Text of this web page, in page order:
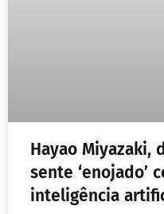
Hayao Miyazaki,
sente ‘enojado’
inteligência